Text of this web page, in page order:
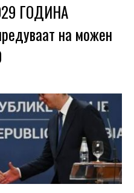
ГОДИНА
на можен